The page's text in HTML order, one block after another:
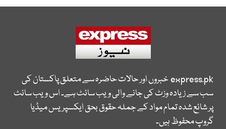
express.pkخبروں اور حالات حاضرہ سے متعلق پاکستان کی
سب سے زیادہ وزٹ کی جانے والی ویب سائٹ ہے۔ اس ویب سائٹ
پر شائع شدہ تمام مواد کے جملہ حقوق بحق ایکسپریس میڈیا
گروپ محفوظ ہیں۔